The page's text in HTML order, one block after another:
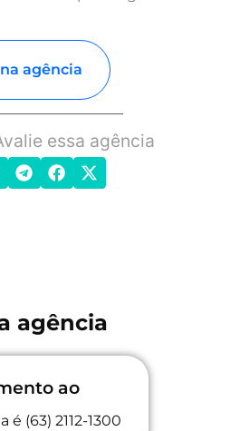
agência
essa agência
agência
ao
(63) 2112-1300